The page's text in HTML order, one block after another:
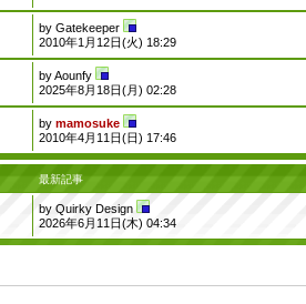
byGatekeeper
2010年1月12日(火) 18:29
byAounfy
2025年8月18日(月) 02:28
bymamosuke
2010年4月11日(日) 17:46
最新記事
byQuirky Design
2026年6月11日(木) 04:34